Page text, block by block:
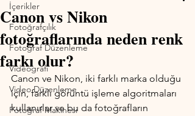
İçerikler
Fotoğrafçılık
Fotoğraf Düzenleme
Videografi
Video Düzenleme
Fotoğraf Makinesi
Canon vs Nikon
fotoğraflarında neden renk
farkı olur?
Canon ve Nikon, iki farklı marka olduğu
için, farklı görüntü işleme algoritmaları
kullanırlar ve bu da fotoğrafların